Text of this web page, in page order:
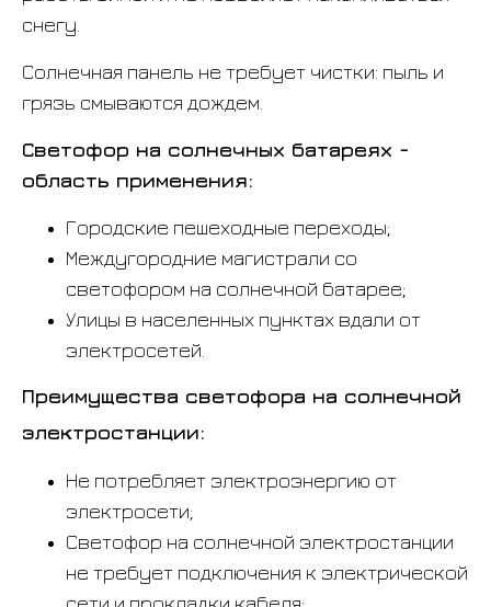
снегу.
Солнечная панель не требует чистки: пыль и
грязь смываются дождем.
Светофор на солнечных батареях -
область применения:
Городские пешеходные переходы;
Междугородние магистрали со
светофором на солнечной батарее;
Улицы в населенных пунктах вдали от
электросетей.
Преимущества светофора на солнечной
электростанции:
Не потребляет электроэнергию от
электросети;
Светофор на солнечной электростанции
не требует подключения к электрической